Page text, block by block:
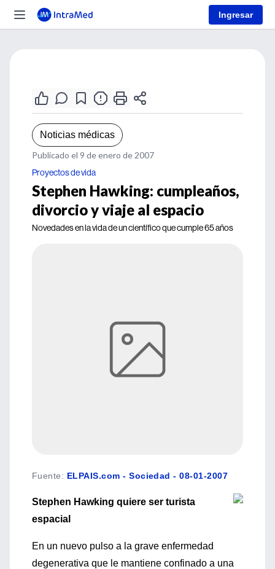
Ingresar
Noticias médicas
Publicado el 9 de enero de 2007
Proyectos de vida
Stephen Hawking: cumpleaños,
divorcio y viaje al espacio
Novedades en la vida de un científico que cumple 65 años
Fuente: ELPAIS.com - Sociedad - 08-01-2007
Stephen Hawking quiere ser turista
espacial
En un nuevo pulso a la grave enfermedad
degenerativa que le mantiene confinado a una